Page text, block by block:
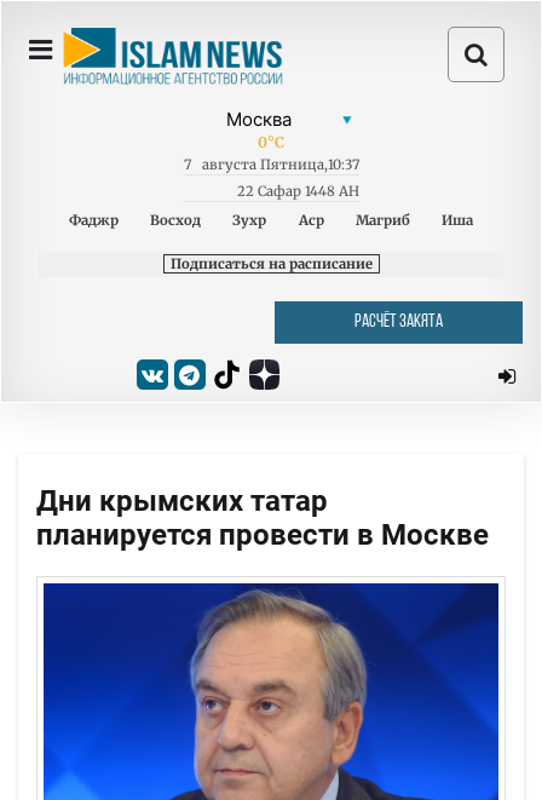
0°C
7 августа Пятница,10:37
22 Сафар 1448 AH
Фаджр
Восход Зухр Аср Магриб Иша
Подписаться на расписание
РАСЧЁТ ЗАКЯТА
Дни крымских татар
планируется провести в Москве